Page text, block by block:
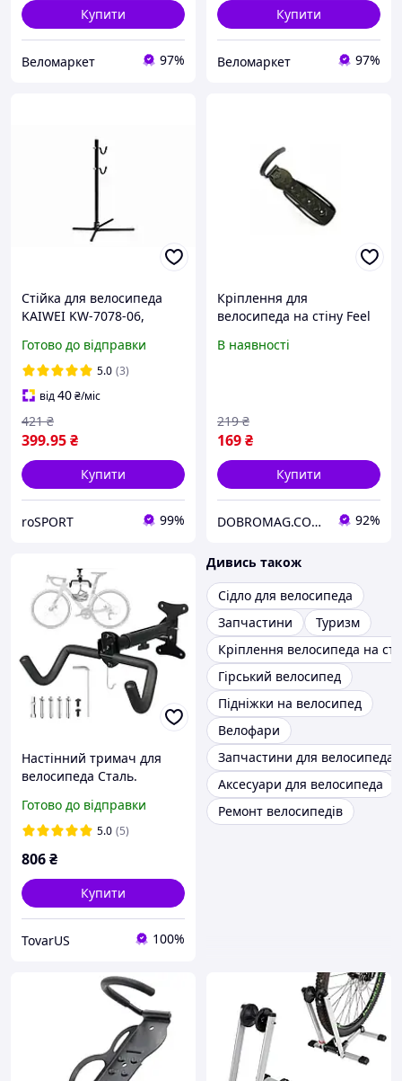
Купити
Веломаркет 97%
Купити
Веломаркет 97%
Стійка для велосипеда
KAIWEI KW-7078-06,
Готово до відправки
5.0 (3)
від40₴/міс
399.95₴
421 ₴
Купити
roSPORT 99%
Кріплення для
велосипеда на стіну Feel
В наявності
169₴
219 ₴
Купити
DOBROMAG.COM.UA - ДОБРОМАГ 92%
Настінний тримач для
велосипеда Сталь.
велосипеда
Готово до відправки
5.0 (5)
806₴
Купити
TovarUS 100%
Дивись також
Сідло для велосипеда
Запчастини
Туризм
Кріплення велосипеда на
Гірський велосипед
Підніжки на велосипед
Велофари
Запчастини для велосипеда
Аксесуари для велосипеда
Ремонт велосипедів